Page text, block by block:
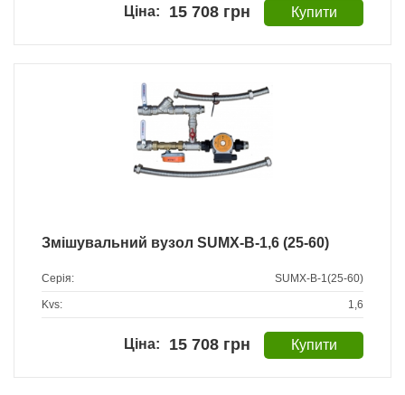
15 708 грн
Змішувальний вузол SUMX-B-1,6 (25-60)
Серія: SUMX-B-1(25-60)
Kvs: 1,6
15 708 грн